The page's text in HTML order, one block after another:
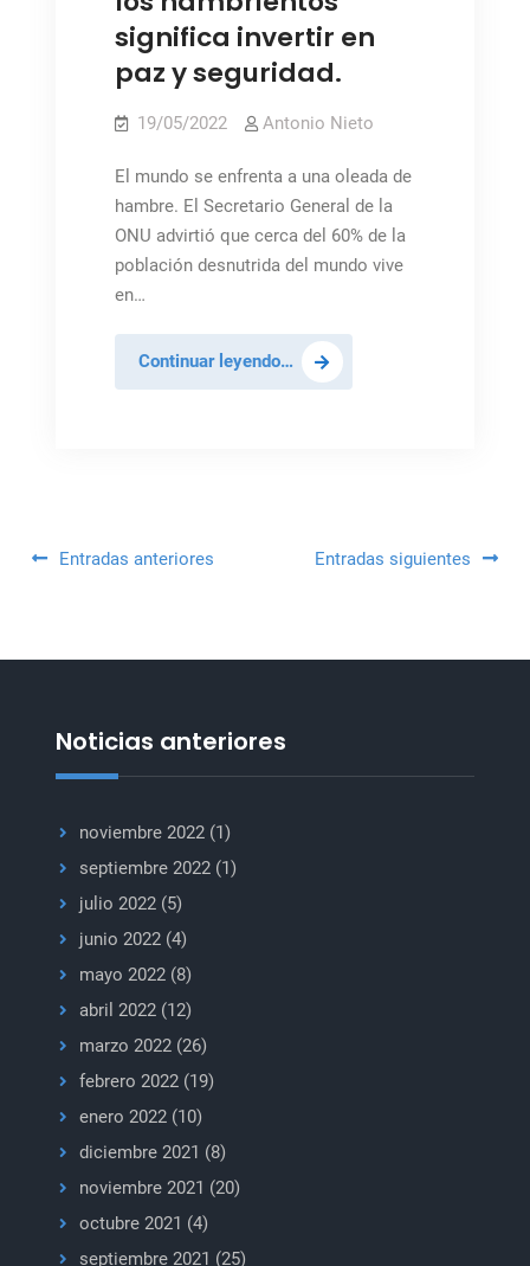
significa invertir en
paz y seguridad.
19/05/2022 Antonio Nieto
El mundo se enfrenta a una oleada de
hambre. El Secretario General de la
ONU advirtió que cerca del 60% de la
población desnutrida del mundo vive
en…
Continuar leyendo… Guterres:
Alimentar
seguridad.
Navegación
Entradas anteriores Entradas siguientes
Noticias anteriores
noviembre 2022(1)
septiembre 2022(1)
julio 2022(5)
junio 2022(4)
mayo 2022(8)
abril 2022(12)
marzo 2022(26)
febrero 2022(19)
enero 2022(10)
diciembre 2021 (8)
noviembre 2021 (20)
octubre 2021 (4)
septiembre 2021 (25)